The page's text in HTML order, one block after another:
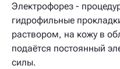
Электрофорез -
гидрофильные
раствором, на кожу в
подаётся постоянный
силы.